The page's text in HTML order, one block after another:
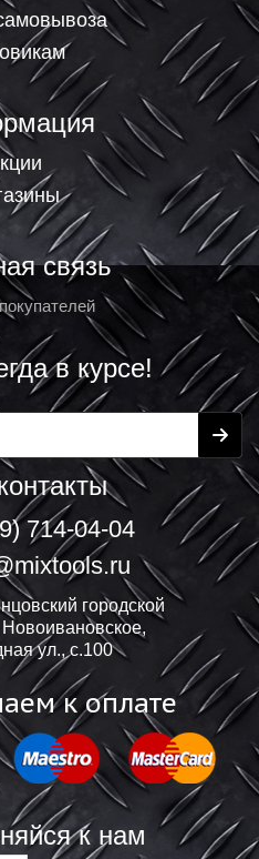
связь
в курсе!
714-04-04
городской
Новоивановское,
ул., с.100
к оплате
к нам